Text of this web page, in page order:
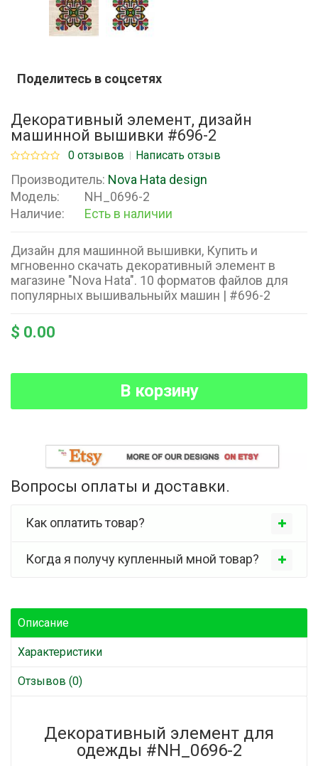
Поделитесь в соцсетях
Декоративный элемент, дизайн
машинной вышивки #696-2
0 отзывов Написать отзыв
Производитель: Nova Hata design
Модель:
NH_0696-2
Наличие:
Есть в наличии
Дизайн для машинной вышивки, Купить и
мгновенно скачать декоративный элемент в
магазине "Nova Hata". 10 форматов файлов для
популярных вышивальныйх машин | #696-2
$ 0.00
В корзину
Вопросы оплаты и доставки.
Как оплатить товар?
Когда я получу купленный мной товар?
Описание
Характеристики
Отзывов (0)
Декоративный элемент для
одежды #NH_0696-2